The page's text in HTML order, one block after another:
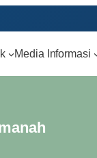
Media Informasi